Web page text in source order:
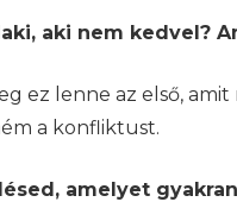
aki nem kedvel?
ez lenne az első,
a konfliktust.
amelyet